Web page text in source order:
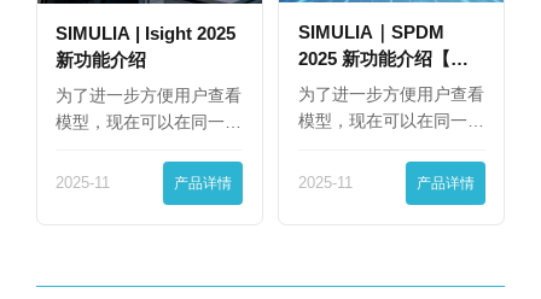
SIMULIA | Isight 2025
新功能介绍
为了进一步方便用户查看
模型，现在可以在同一
2025-11 产品详情
SIMULIA｜SPDM
2025 新功能介绍【下
篇】
为了进一步方便用户查看
模型，现在可以在同一
2025-11 产品详情